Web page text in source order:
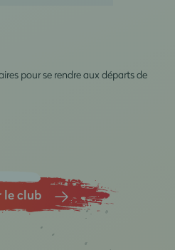
pour se rendre aux départs de
le club